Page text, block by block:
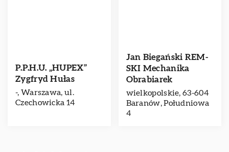
P.P.H.U. „HUPEX”
Zygfryd Hułas
-, Warszawa, ul.
Czechowicka 14
Jan Biegański REM-
SKI Mechanika
Obrabiarek
wielkopolskie, 63-604
Baranów, Południowa
4